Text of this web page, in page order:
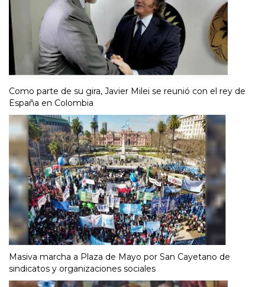
Como parte de su gira, Javier Milei se reunió con el rey de
España en Colombia
Masiva marcha a Plaza de Mayo por San Cayetano de
sindicatos y organizaciones sociales